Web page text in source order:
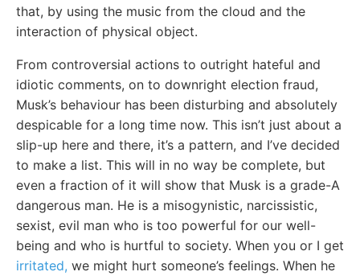
that, by using the music from the cloud and the
interaction of physical object.
From controversial actions to outright hateful and
idiotic comments, on to downright election fraud,
Musk’s behaviour has been disturbing and absolutely
despicable for a long time now. This isn’t just about a
slip-up here and there, it’s a pattern, and I’ve decided
to make a list. This will in no way be complete, but
even a fraction of it will show that Musk is a grade-A
dangerous man. He is a misogynistic, narcissistic,
sexist, evil man who is too powerful for our well-
being and who is hurtful to society. When you or I get
irritated, we might hurt someone’s feelings. When he